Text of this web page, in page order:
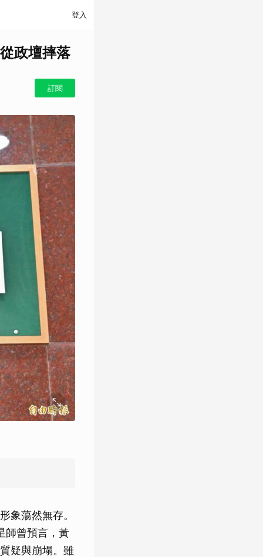
登入
政壇摔落
訂閱
象蕩然無存。
師曾預言，黃
疑與崩塌。雖